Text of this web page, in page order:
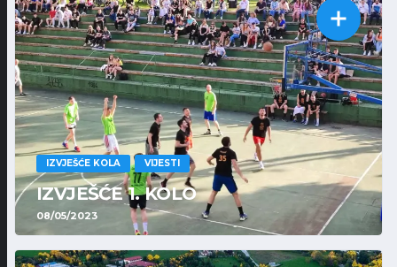
IZVJEŠĆE KOLA VIJESTI
IZVJEŠĆE 1. KOLO
08/05/2023